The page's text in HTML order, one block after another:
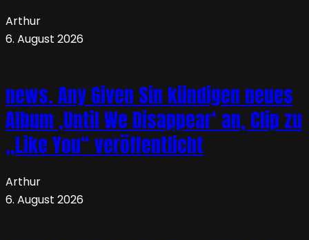
Arthur
6. August 2026
news. Any Given Sin kündigen neues
Album ‚Until We Disappear‘ an, Clip zu
„Like You“ veröffentlicht
Arthur
6. August 2026